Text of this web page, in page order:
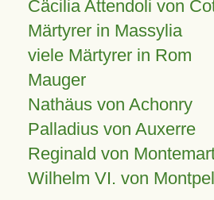
Cäcilia Attendoli von
Märtyrer in Massylia
viele Märtyrer in Rom
Mauger
Nathäus von Achonry
Palladius von Auxerre
Reginald von
Wilhelm VI. von